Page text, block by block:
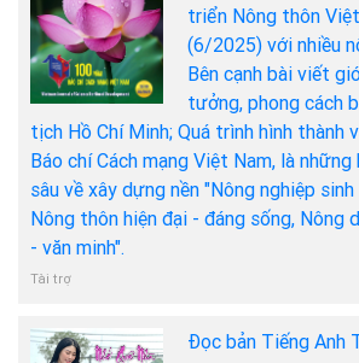
triển Nông thôn
(6/2025) với nhiều
Bên cạnh bài viết
tưởng, phong cách
tịch Hồ Chí Minh; Quá trình hình thành
Báo chí Cách mạng Việt Nam, là
sâu về xây dựng nền "Nông nghiệp
Nông thôn hiện đại - đáng sống, Nông
- văn minh".
Tài trợ
Đọc bản Tiếng Anh